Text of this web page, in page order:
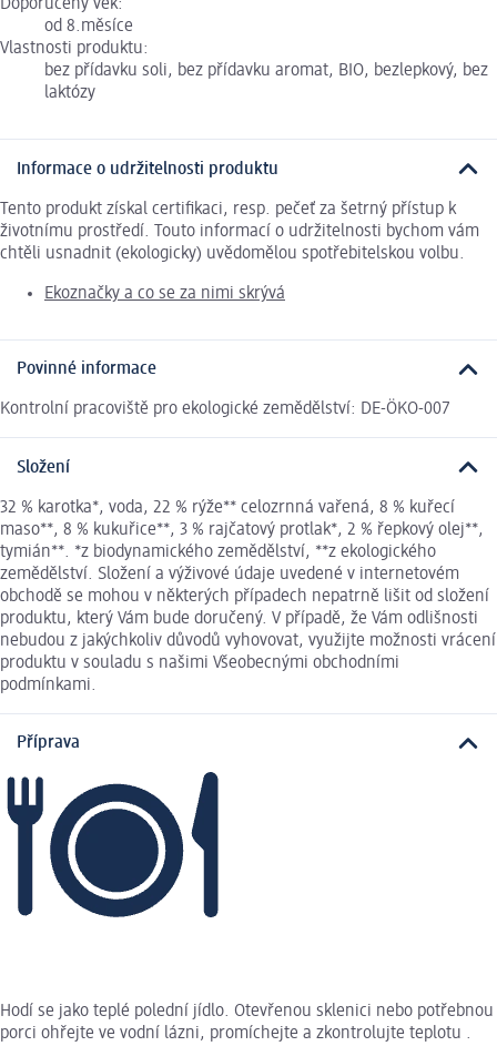
Doporučený věk:
od 8.měsíce
Vlastnosti produktu:
bez přídavku soli, bez přídavku aromat, BIO, bezlepkový, bez
laktózy
Informace o udržitelnosti produktu
Tento produkt získal certifikaci, resp. pečeť za šetrný přístup k
životnímu prostředí. Touto informací o udržitelnosti bychom vám
chtěli usnadnit (ekologicky) uvědomělou spotřebitelskou volbu.
Ekoznačky a co se za nimi skrývá
Povinné informace
Kontrolní pracoviště pro ekologické zemědělství: DE-ÖKO-007
Složení
32 % karotka*, voda, 22 % rýže** celozrnná vařená, 8 % kuřecí
maso**, 8 % kukuřice**, 3 % rajčatový protlak*, 2 % řepkový olej**,
tymián**. *z biodynamického zemědělství, **z ekologického
zemědělství. Složení a výživové údaje uvedené v internetovém
obchodě se mohou v některých případech nepatrně lišit od složení
produktu, který Vám bude doručený. V případě, že Vám odlišnosti
nebudou z jakýchkoliv důvodů vyhovovat, využijte možnosti vrácení
produktu v souladu s našimi Všeobecnými obchodními
podmínkami.
Příprava
Hodí se jako teplé polední jídlo. Otevřenou sklenici nebo potřebnou
porci ohřejte ve vodní lázni, promíchejte a zkontrolujte teplotu .